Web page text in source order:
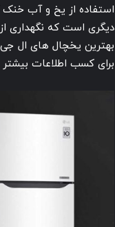
دیگری است که نگهداری
بهترین یخچال های ال جی
برای کسب اطلاعات بیشتر